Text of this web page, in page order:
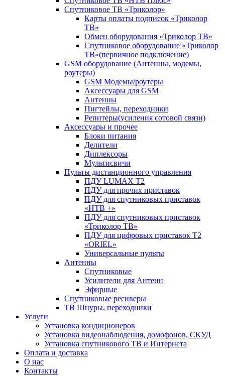
Спутниковое ТВ «Триколор»
Карты оплаты подписок «Триколор
ТВ»
Обмен оборудования «Триколор ТВ»
Спутниковое оборудование «Триколор
ТВ»(первичное подключение)
GSM оборудование (Антенны, модемы,
роутеры)
GSM Модемы/роутеры
Аксессуары для GSM
Антенны
Пигтейлы, переходники
Репитеры(усиления сотовой связи)
Аксессуары и прочее
Блоки питания
Делители
Диплексоры
Мультисвичи
Пульты дистанционного управления
ПДУ LUMAX Т2
ПДУ для прочих приставок
ПДУ для спутниковых приставок
«НТВ +»
ПДУ для спутниковых приставок
«Триколор ТВ»
ПДУ для цифровых приставок Т2
«ORIEL»
Универсальные пульты
Антенны
Спутниковые
Усилители для Антенн
Эфирные
Спутниковые ресиверы
ТВ Шнуры, переходники
Услуги
Установка кондиционеров
Установка видеонаблюдения, домофонов, СКУД
Установка спутникового ТВ и Интернета
Оплата и доставка
О нас
Контакты